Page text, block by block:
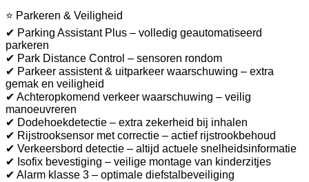
⭐ Parkeren & Veiligheid
✔ Parking Assistant Plus – volledig geautomatiseerd
parkeren
✔ Park Distance Control – sensoren rondom
✔ Parkeer assistent & uitparkeer waarschuwing – extra
gemak en veiligheid
✔ Achteropkomend verkeer waarschuwing – veilig
manoeuvreren
✔ Dodehoekdetectie – extra zekerheid bij inhalen
✔ Rijstrooksensor met correctie – actief rijstrookbehoud
✔ Verkeersbord detectie – altijd actuele snelheidsinformatie
✔ Isofix bevestiging – veilige montage van kinderzitjes
✔ Alarm klasse 3 – optimale diefstalbeveiliging